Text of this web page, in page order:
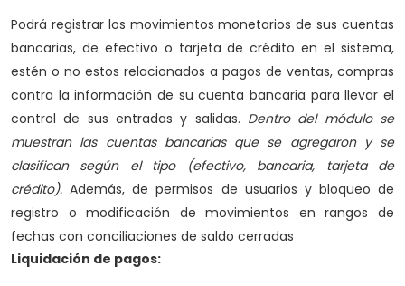
Podrá registrar los movimientos monetarios de sus cuentas
bancarias, de efectivo o tarjeta de crédito en el sistema,
estén o no estos relacionados a pagos de ventas, compras
contra la información de su cuenta bancaria para llevar el
control de sus entradas y salidas. Dentro del módulo se
muestran las cuentas bancarias que se agregaron y se
clasifican según el tipo (efectivo, bancaria, tarjeta de
crédito). Además, de permisos de usuarios y bloqueo de
registro o modificación de movimientos en rangos de
fechas con conciliaciones de saldo cerradas
Liquidación de pagos: